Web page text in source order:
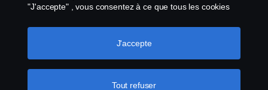
© Copyright Scania 2025 All rights reserved. Scania
"J'accepte" , vous consentez à ce que tous les cookies
Vous pouvez également gérer vos cookies en cliquant
sur "Paramètres des cookies" et en sélectionnant les
Tout refuser
J'accepte